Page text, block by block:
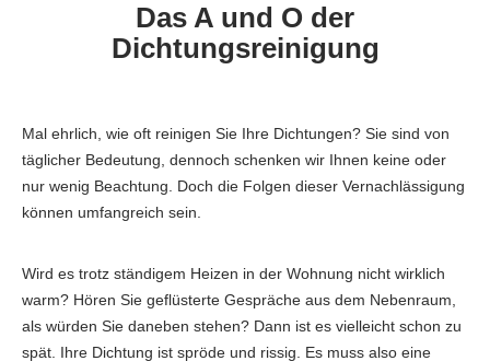
Das A und O der
Dichtungsreinigung
Mal ehrlich, wie oft reinigen Sie Ihre Dichtungen? Sie sind von
täglicher Bedeutung, dennoch schenken wir Ihnen keine oder
nur wenig Beachtung. Doch die Folgen dieser Vernachlässigung
können umfangreich sein.
Wird es trotz ständigem Heizen in der Wohnung nicht wirklich
warm? Hören Sie geflüsterte Gespräche aus dem Nebenraum,
als würden Sie daneben stehen? Dann ist es vielleicht schon zu
spät. Ihre Dichtung ist spröde und rissig. Es muss also eine